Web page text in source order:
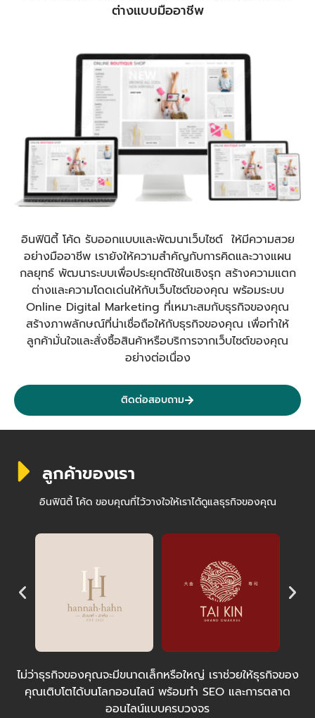
ต่างแบบมืออาชีพ
อินฟินิตี้ โค้ด รับออกแบบและพัฒนาเว็บไซต์ ให้มีความสวย
อย่างมืออาชีพ เรายังให้ความสำคัญกับการคิดและวางแผน
กลยุทธ์ พัฒนาระบบเพื่อประยุกต์ใช้ในเชิงรุก สร้างความแตก
ต่างและความโดดเด่นให้กับเว็บไซต์ของคุณ พร้อมระบบ
Online Digital Marketing ที่เหมาะสมกับธุรกิจของคุณ
สร้างภาพลักษณ์ที่น่าเชื่อถือให้กับธุรกิจของคุณ เพื่อทำให้
ลูกค้ามั่นใจและสั่งซื้อสินค้าหรือบริการจากเว็บไซต์ของคุณ
อย่างต่อเนื่อง
ติดต่อสอบถาม
ลูกค้าของเรา
อินฟินิตี้ โค้ด ขอบคุณที่ไว้วางใจให้เราได้ดูแลธุรกิจของคุณ
ไม่ว่าธุรกิจของคุณจะมีขนาดเล็กหรือใหญ่ เราช่วยให้ธุรกิจของ
คุณเติบโตได้บนโลกออนไลน์ พร้อมทำ SEO และการตลาด
ออนไลน์แบบครบวงจร